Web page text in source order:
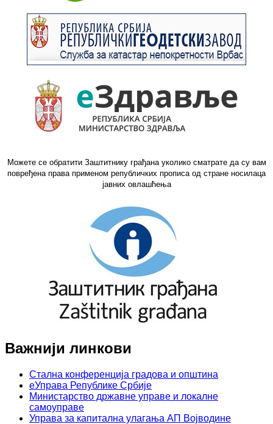
Можете се обратити Заштитнику грађана уколико сматрате да су вам
повређена права применом републичких прописа од стране носилаца
јавних овлашћења
Важнији линкови
Стална конференција градова и општина
еУправа Републике Србије
Министарство државне управе и локалне
самоуправе
Управа за капитална улагања АП Војводине